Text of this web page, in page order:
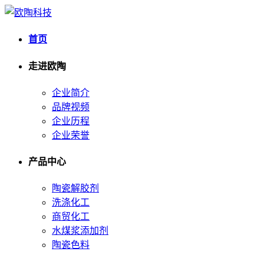
首页
走进欧陶
企业简介
品牌视频
企业历程
企业荣誉
产品中心
陶瓷解胶剂
洗涤化工
商贸化工
水煤浆添加剂
陶瓷色料